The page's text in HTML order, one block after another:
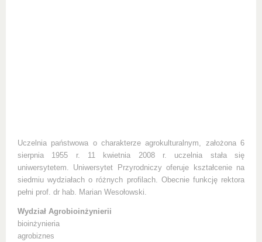
Uczelnia państwowa o charakterze agrokulturalnym, założona 6
sierpnia 1955 r. 11 kwietnia 2008 r. uczelnia stała się
uniwersytetem. Uniwersytet Przyrodniczy oferuje kształcenie na
siedmiu wydziałach o różnych profilach. Obecnie funkcję rektora
pełni prof. dr hab. Marian Wesołowski.
Wydział Agrobioinżynierii
bioinżynieria
agrobiznes